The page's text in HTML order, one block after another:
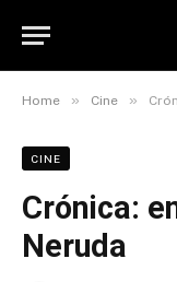
Home » Cine »
CINE
Crónica:
Neruda